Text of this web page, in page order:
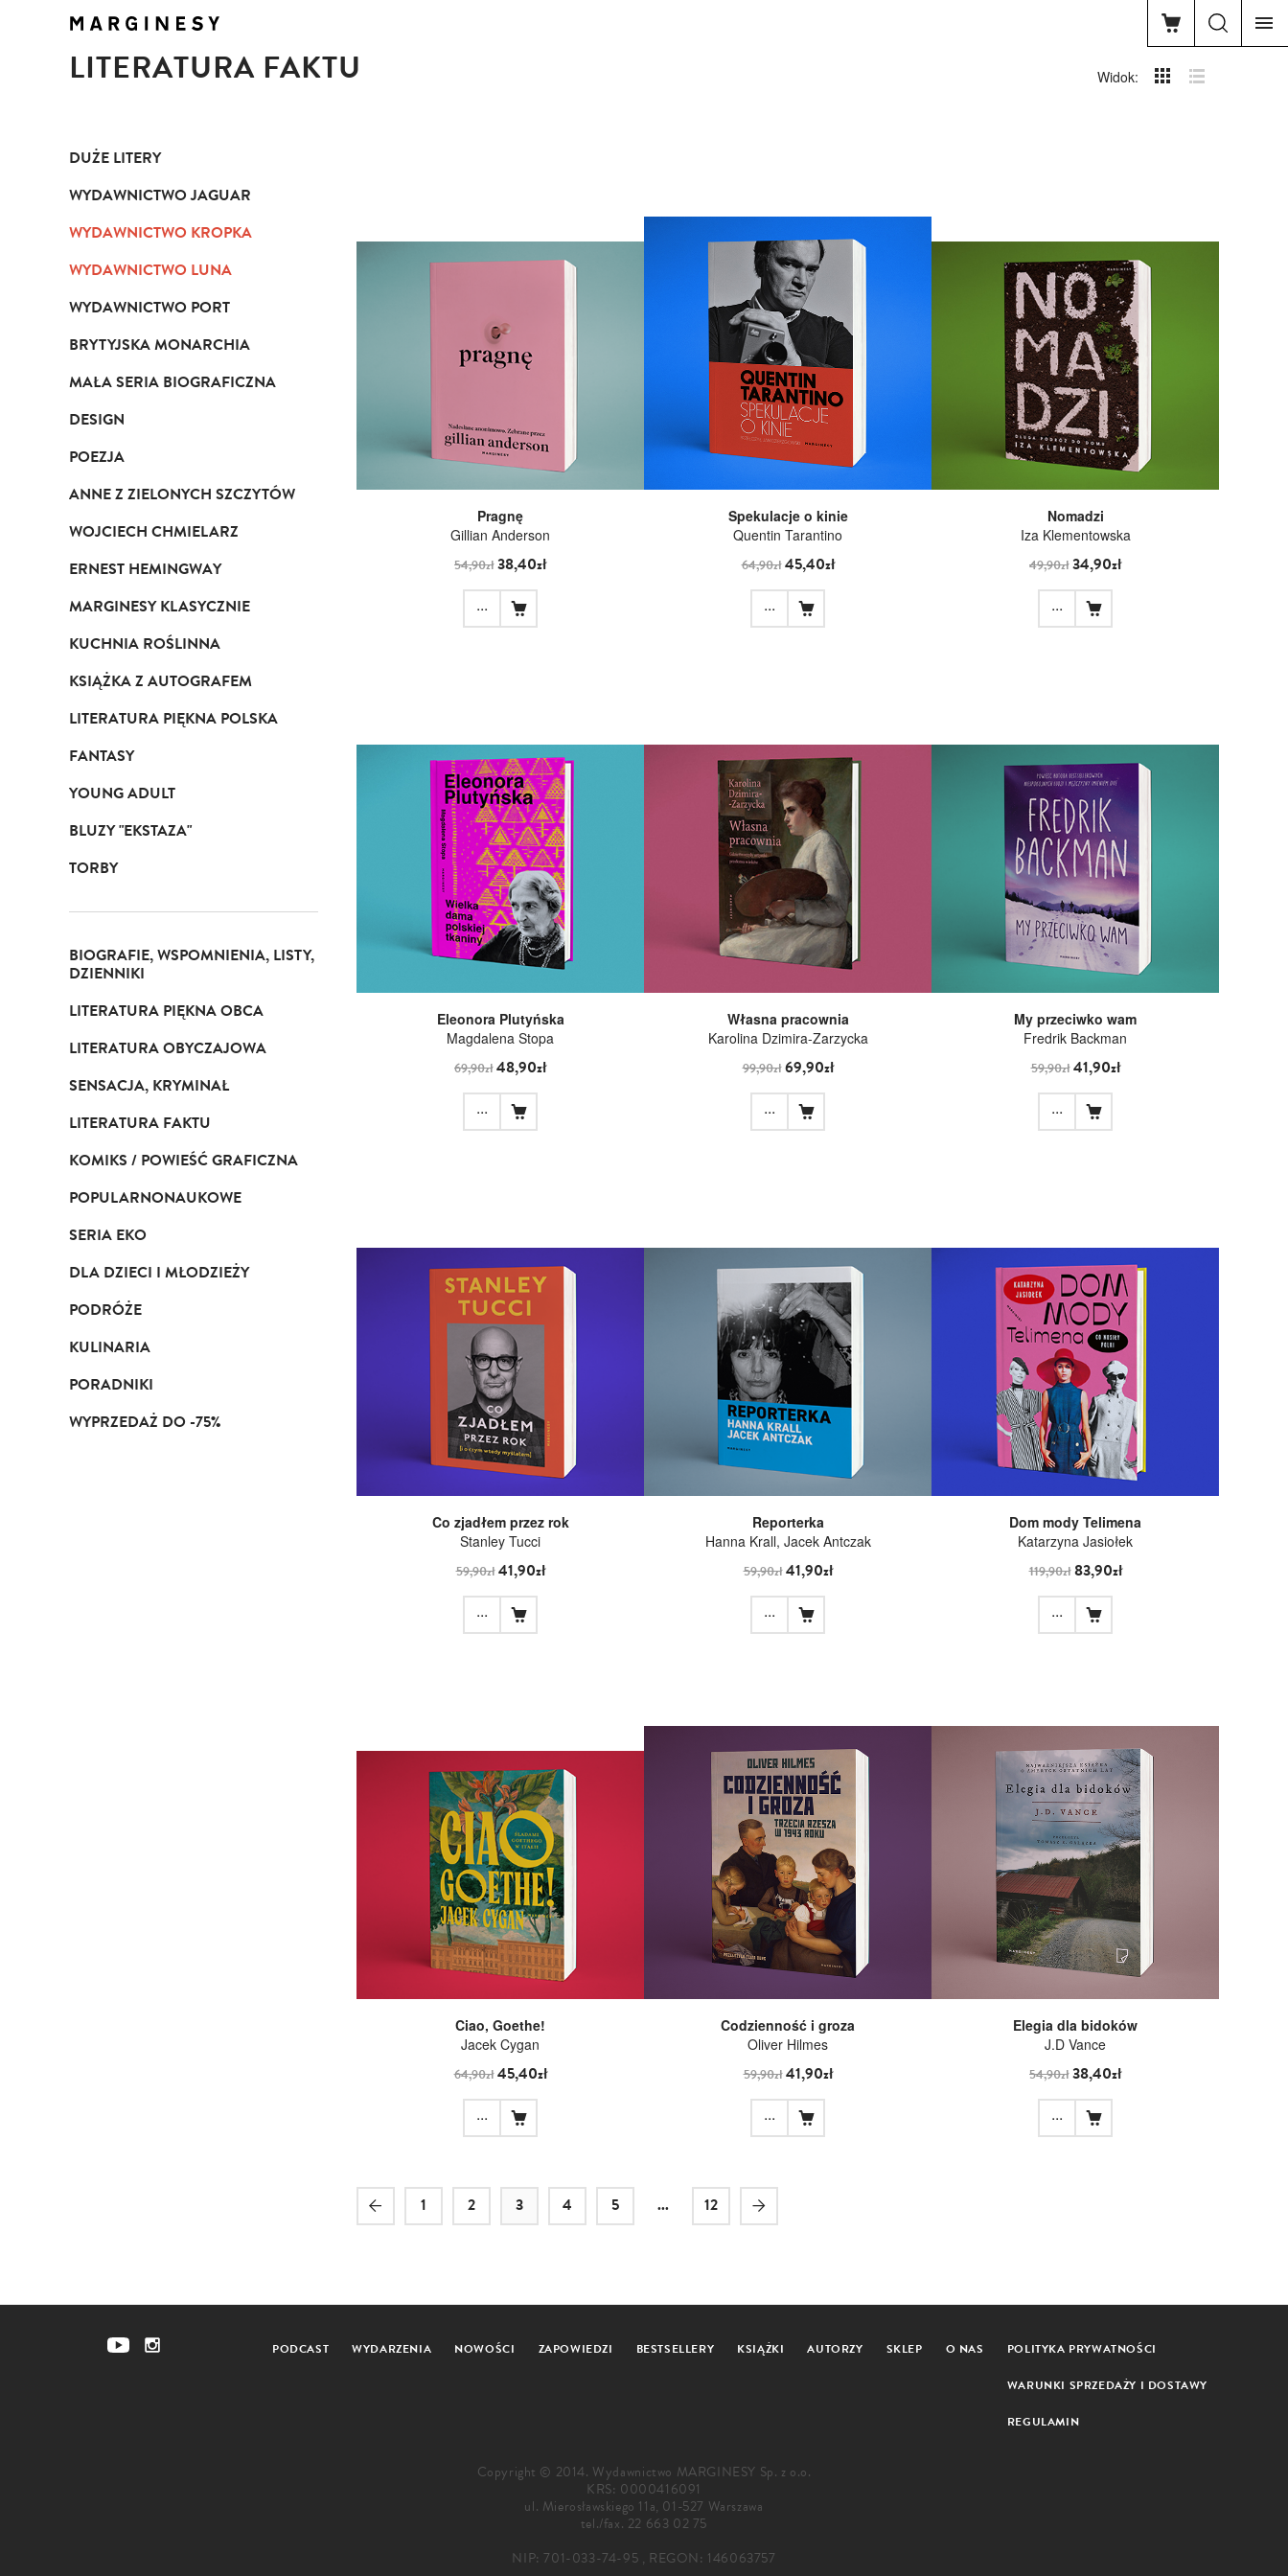
LITERATURA FAKTU Widok:
DUŻE LITERY
WYDAWNICTWO JAGUAR
WYDAWNICTWO KROPKA
WYDAWNICTWO LUNA
WYDAWNICTWO PORT
BRYTYJSKA MONARCHIA
MAŁA SERIA BIOGRAFICZNA
DESIGN
POEZJA
ANNE Z ZIELONYCH SZCZYTÓW
WOJCIECH CHMIELARZ
ERNEST HEMINGWAY
MARGINESY KLASYCZNIE
KUCHNIA ROŚLINNA
KSIĄŻKA Z AUTOGRAFEM
LITERATURA PIĘKNA POLSKA
FANTASY
YOUNG ADULT
BLUZY "EKSTAZA"
TORBY
BIOGRAFIE, WSPOMNIENIA, LISTY,
DZIENNIKI
LITERATURA PIĘKNA OBCA
LITERATURA OBYCZAJOWA
SENSACJA, KRYMINAŁ
LITERATURA FAKTU
KOMIKS / POWIEŚĆ GRAFICZNA
POPULARNONAUKOWE
SERIA EKO
DLA DZIECI I MŁODZIEŻY
PODRÓŻE
KULINARIA
PORADNIKI
WYPRZEDAŻ DO -75%
Pragnę
Gillian Anderson
54,90zł38,40zł
...
Spekulacje o kinie
Quentin Tarantino
64,90zł45,40zł
...
Nomadzi
Iza Klementowska
49,90zł34,90zł
...
Eleonora Plutyńska
Magdalena Stopa
69,90zł48,90zł
...
Własna pracownia
Karolina Dzimira-Zarzycka
99,90zł69,90zł
...
My przeciwko wam
Fredrik Backman
59,90zł41,90zł
...
Co zjadłem przez rok
Stanley Tucci
59,90zł41,90zł
...
Reporterka
Hanna Krall, Jacek Antczak
59,90zł41,90zł
...
Dom mody Telimena
Katarzyna Jasiołek
119,90zł83,90zł
...
Ciao, Goethe!
Jacek Cygan
64,90zł45,40zł
...
Codzienność i groza
Oliver Hilmes
59,90zł41,90zł
...
Elegia dla bidoków
J.D Vance
54,90zł38,40zł
...
1 2 3 4 5 ... 12
PODCAST WYDARZENIA NOWOŚCI ZAPOWIEDZI BESTSELLERY KSIĄŻKI AUTORZY SKLEP O NAS POLITYKA PRYWATNOŚCI
WARUNKI SPRZEDAŻY I DOSTAWY
REGULAMIN
Copyright © 2014. Wydawnictwo MARGINESY Sp. z o.o.
KRS: 0000416091
ul. Mierosławskiego 11a, 01-527 Warszawa
tel./fax. 22 663 02 75
NIP: 701-033-74-95 , REGON: 146063757